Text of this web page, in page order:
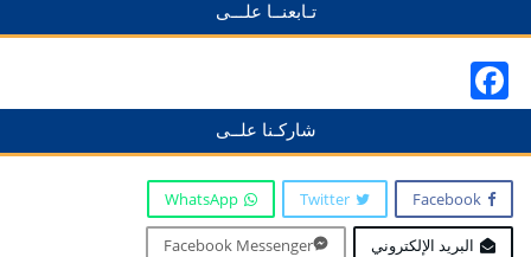
تـابعنــا علـــى
شاركـنا علــى
Facebook
Twitter
WhatsApp
البريد الإلكتروني Facebook Messenger